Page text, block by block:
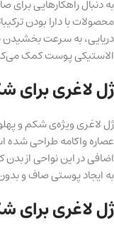
به دنبال راهکارهایی
دریایی، به سرعت
الاستیکی پوست کمک
ژل لاغری برای
ژل لاغری ویژه‌ی شکم و
عصاره واکامه طراحی
اضافی در این نواحی از
به ایجاد پوستی صاف و
ژل لاغری برای